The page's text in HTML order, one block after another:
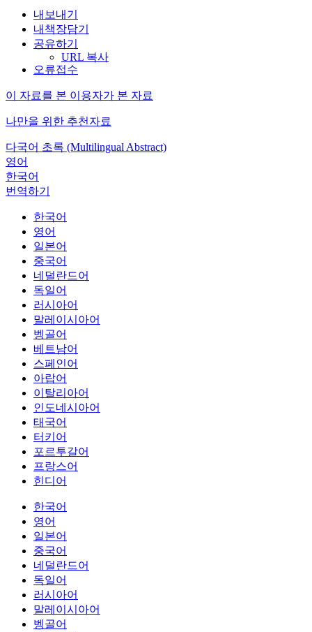
내보내기
내책장담기
공유하기
URL 복사
오류접수
이 자료를 본 이용자가 본 자료
나만을 위한 추천자료
다국어 초록 (Multilingual Abstract)
영어
한국어
번역하기
한국어
영어
일본어
중국어
네덜란드어
독일어
러시아어
말레이시아어
벵골어
베트남어
스페인어
아랍어
이탈리아어
인도네시아어
태국어
터키어
포르투갈어
프랑스어
힌디어
한국어
영어
일본어
중국어
네덜란드어
독일어
러시아어
말레이시아어
벵골어